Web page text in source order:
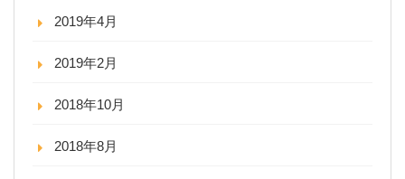
2019年4月
2019年2月
2018年10月
2018年8月